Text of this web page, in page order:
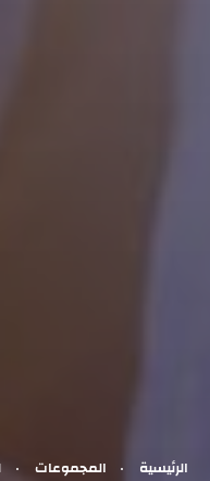
الرئيسية المجموعات